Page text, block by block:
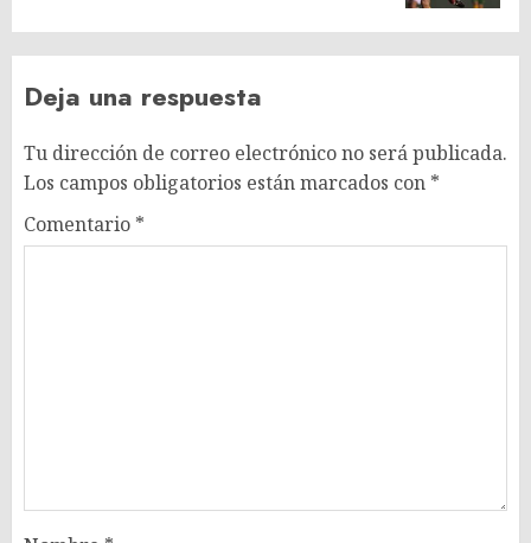
Deja una respuesta
Tu dirección de correo electrónico no será publicada.
Los campos obligatorios están marcados con *
Comentario *